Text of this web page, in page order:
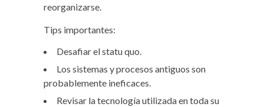
reorganizarse.
Tips importantes:
Desafiar el statu quo.
Los sistemas y procesos antiguos son
probablemente ineficaces.
Revisar la tecnología utilizada en toda su